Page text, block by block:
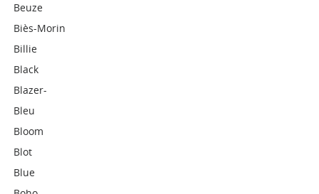
Beuze
Biès-Morin
Billie
Black
Blazer-
Bleu
Bloom
Blot
Blue